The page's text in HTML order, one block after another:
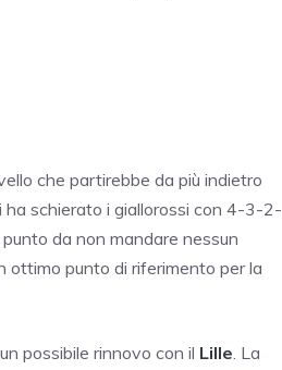
che partirebbe da più indietro
ha schierato i giallorossi con 4-3-2-
da non mandare nessun
ottimo punto di riferimento per la
possibile rinnovo con il Lille. La